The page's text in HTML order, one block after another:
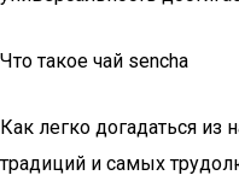
Что такое чай sencha
Как легко догадаться из
традиций и самых